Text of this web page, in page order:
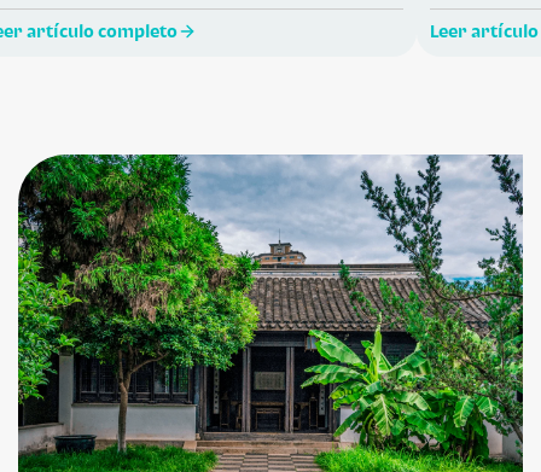
artículo completo Leer